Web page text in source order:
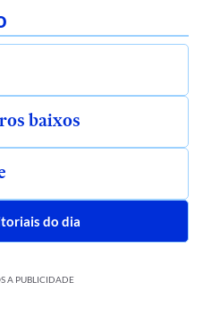
baixos
do dia
A PUBLICIDADE